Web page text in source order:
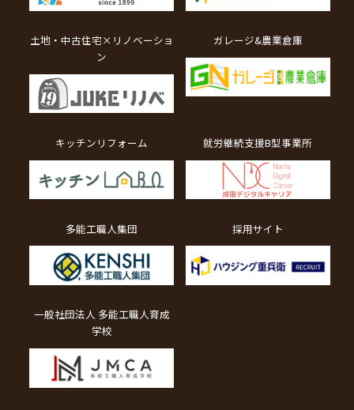
土地・中古住宅×リノベーショ
ン
ガレージ&農業倉庫
キッチンリフォーム 就労継続支援B型事業所
多能工職人集団 採用サイト
一般社団法人 多能工職人育成
学校